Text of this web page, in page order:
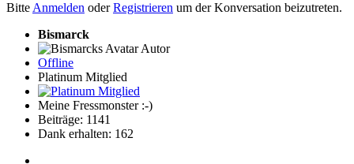
Bitte Anmelden oderRegistrieren um der Konversation beizutreten.
Bismarck
Autor
Offline
Platinum Mitglied
Meine Fressmonster :-)
Beiträge: 1141
Dank erhalten: 162